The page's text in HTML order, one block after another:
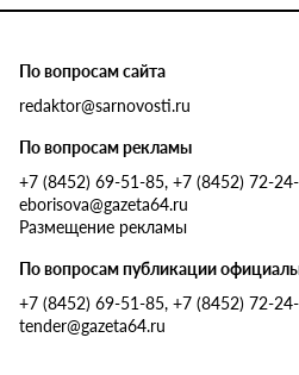
По вопросам сайта
redaktor@sarnovosti.ru
По вопросам рекламы
+7 (8452) 69-51-85, +7 (8452) 72-
eborisova@gazeta64.ru
Размещение рекламы
По вопросам публикации
+7 (8452) 69-51-85, +7 (8452) 72-
tender@gazeta64.ru